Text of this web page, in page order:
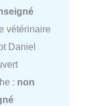
vétérinaire
Daniel
: non